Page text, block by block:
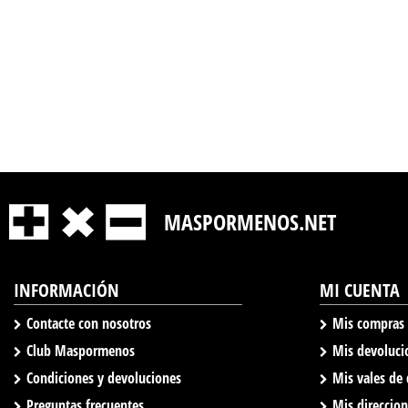
MASPORMENOS.NET
INFORMACIÓN
Contacte con nosotros
Club Maspormenos
Condiciones y devoluciones
MI CUENTA
Mis compras
Mis
Mis vales de